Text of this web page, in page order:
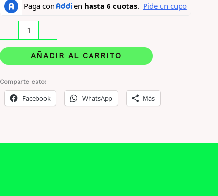
Ellis
360
RED
HM
100
AÑADIR AL CARRITO
Comparte esto:
Facebook WhatsApp Más